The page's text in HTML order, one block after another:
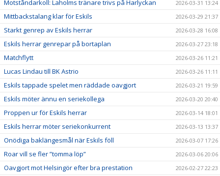
Motståndarkoll: Laholms tränare trivs på Harlyckan 2026-03-31 13:24
Mittbackstalang klar för Eskils 2026-03-29 21:37
Starkt genrep av Eskils herrar 2026-03-28 16:08
Eskils herrar genrepar på bortaplan 2026-03-27 23:18
Matchflytt 2026-03-26 11:21
Lucas Lindau till BK Astrio 2026-03-26 11:11
Eskils tappade spelet men räddade oavgjort 2026-03-21 19:59
Eskils möter ännu en seriekollega 2026-03-20 20:40
Proppen ur för Eskils herrar 2026-03-14 18:01
Eskils herrar möter seriekonkurrent 2026-03-13 13:37
Onödiga baklängesmål när Eskils föll 2026-03-07 17:26
Roar vill se fler ”tomma löp” 2026-03-06 20:06
Oavgjort mot Helsingör efter bra prestation 2026-02-27 22:23